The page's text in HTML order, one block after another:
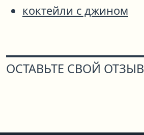
коктейли с джином
ОСТАВЬТЕ СВОЙ ОТЗЫВ